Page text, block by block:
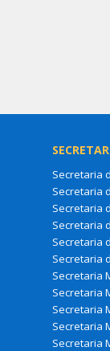
Secretaria
Secretaria
Secretaria
Secretaria
Secretaria
Secretaria
Secretaria
Secretaria
Secretaria
Secretaria
Secretaria